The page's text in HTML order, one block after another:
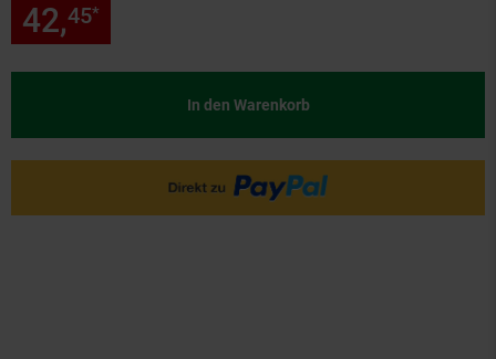
42,45*
In den Warenkorb